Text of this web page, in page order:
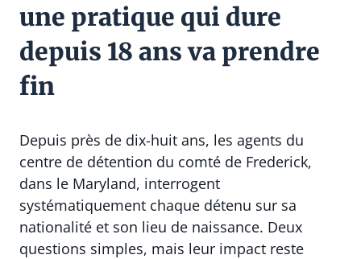
une pratique qui dure
depuis 18 ans va prendre
fin
Depuis près de dix-huit ans, les agents du
centre de détention du comté de Frederick,
dans le Maryland, interrogent
systématiquement chaque détenu sur sa
nationalité et son lieu de naissance. Deux
questions simples, mais leur impact reste